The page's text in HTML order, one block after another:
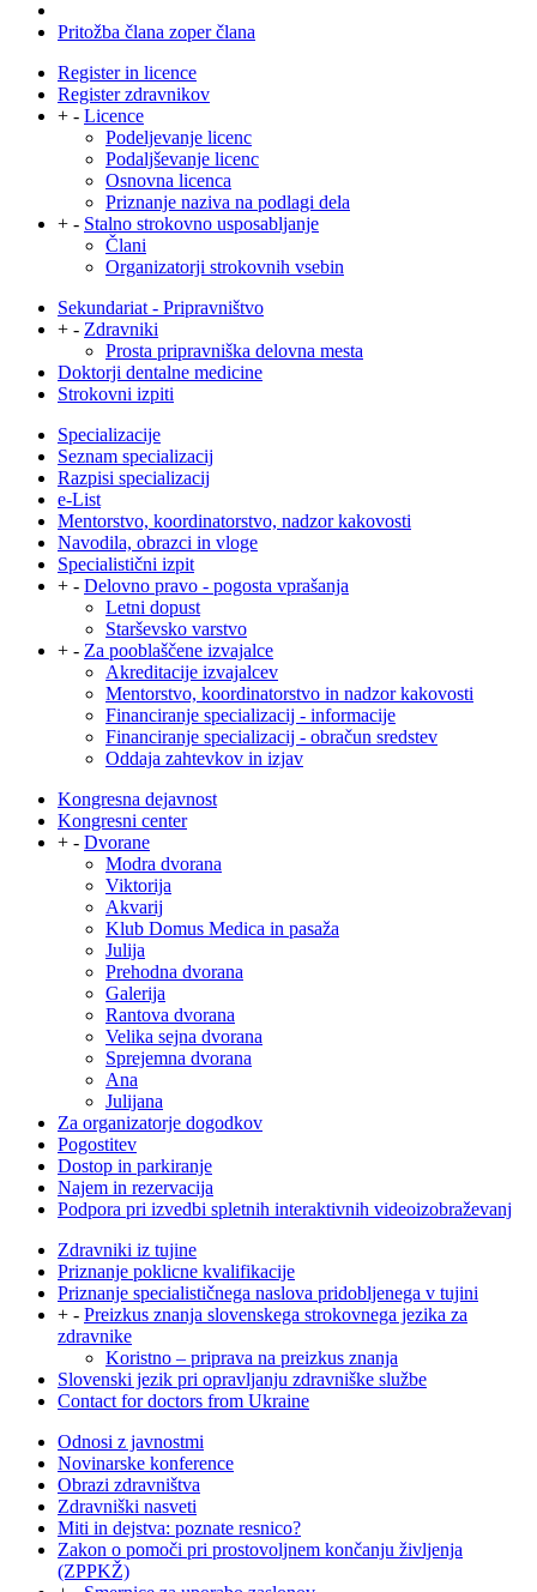
Pritožba člana zoper člana
Register in licence
Register zdravnikov
+ - Licence
Podeljevanje licenc
Podaljševanje licenc
Osnovna licenca
Priznanje naziva na podlagi dela
+ - Stalno strokovno usposabljanje
Člani
Organizatorji strokovnih vsebin
Sekundariat - Pripravništvo
+ - Zdravniki
Prosta pripravniška delovna mesta
Doktorji dentalne medicine
Strokovni izpiti
Specializacije
Seznam specializacij
Razpisi specializacij
e-List
Mentorstvo, koordinatorstvo, nadzor kakovosti
Navodila, obrazci in vloge
Specialistični izpit
+ - Delovno pravo - pogosta vprašanja
Letni dopust
Starševsko varstvo
+ - Za pooblaščene izvajalce
Akreditacije izvajalcev
Mentorstvo, koordinatorstvo in nadzor kakovosti
Financiranje specializacij - informacije
Financiranje specializacij - obračun sredstev
Oddaja zahtevkov in izjav
Kongresna dejavnost
Kongresni center
+ - Dvorane
Modra dvorana
Viktorija
Akvarij
Klub Domus Medica in pasaža
Julija
Prehodna dvorana
Galerija
Rantova dvorana
Velika sejna dvorana
Sprejemna dvorana
Ana
Julijana
Za organizatorje dogodkov
Pogostitev
Dostop in parkiranje
Najem in rezervacija
Podpora pri izvedbi spletnih interaktivnih videoizobraževanj
Zdravniki iz tujine
Priznanje poklicne kvalifikacije
Priznanje specialističnega naslova pridobljenega v tujini
+ - Preizkus znanja slovenskega strokovnega jezika za
zdravnike
Koristno – priprava na preizkus znanja
Slovenski jezik pri opravljanju zdravniške službe
Contact for doctors from Ukraine
Odnosi z javnostmi
Novinarske konference
Obrazi zdravništva
Zdravniški nasveti
Miti in dejstva: poznate resnico?
Zakon o pomoči pri prostovoljnem končanju življenja
(ZPPKŽ)